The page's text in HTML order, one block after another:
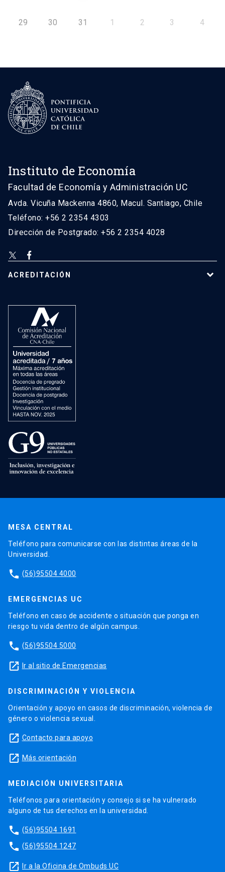
29 30 31 1 2 3 4
Instituto de Economía
Facultad de Economía y Administración UC
Avda. Vicuña Mackenna 4860, Macul. Santiago, Chile
Teléfono: +56 2 2354 4303
Dirección de Postgrado: +56 2 2354 4028
ACREDITACIÓN
MESA CENTRAL
Teléfono para comunicarse con las distintas áreas de la
Universidad.
phone (56)95504 4000
EMERGENCIAS UC
Teléfono en caso de accidente o situación que ponga en
riesgo tu vida dentro de algún campus.
phone (56)95504 5000
launch Ir al sitio de Emergencias
DISCRIMINACIÓN Y VIOLENCIA
Orientación y apoyo en casos de discriminación, violencia de
género o violencia sexual.
launch Contacto para apoyo
launch Más orientación
MEDIACIÓN UNIVERSITARIA
Teléfonos para orientación y consejo si se ha vulnerado
alguno de tus derechos en la universidad.
phone (56)95504 1691
phone (56)95504 1247
launch Ir a la Oficina de Ombuds UC